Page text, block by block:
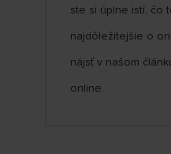
ste si úplne istí, čo
najdôležitejšie o
nájsť v našom
online.